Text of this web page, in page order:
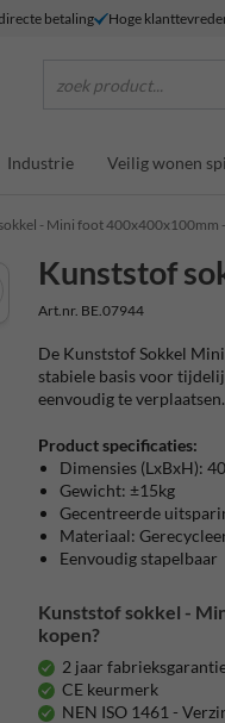
betaling Hoge
zoek product...
Industrie Veilig wonen
- Mini foot 400x400x100mm
Kunststof
Art.nr. BE.07944
De Kunststof Sokkel
stabiele basis voor
eenvoudig te
Product specificaties:
Dimensies (LxBxH):
Gewicht: ±15kg
Gecentreerde
Materiaal:
Eenvoudig stapelbaar
Kunststof sokkel -
kopen?
2 jaar
CE keurmerk
NEN ISO 1461 -